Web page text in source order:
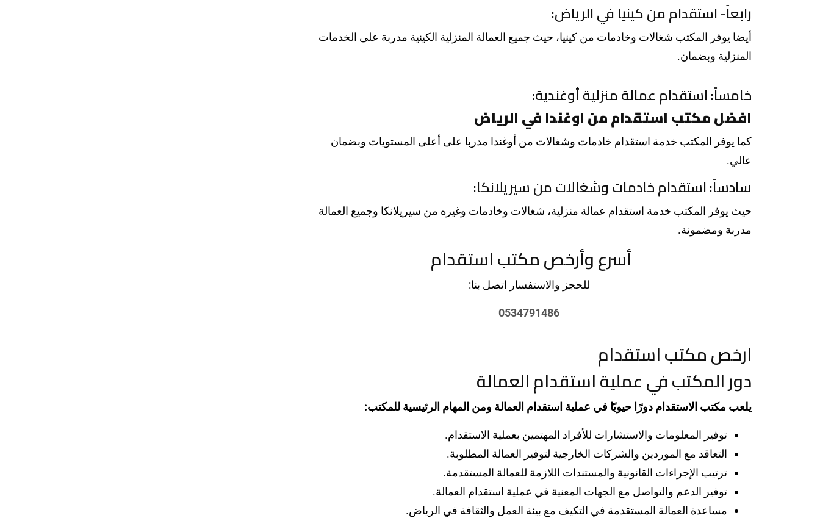
رابعاً- استقدام من كينيا في الرياض:
أيضا يوفر المكتب شغالات وخادمات من كينيا، حيث جميع العمالة المنزلية الكينية مدربة على الخدمات
المنزلية وبضمان.
خامساً: استقدام عمالة منزلية أوغندية:
افضل مكتب استقدام من اوغندا في الرياض
كما يوفر المكتب خدمة استقدام خادمات وشغالات من أوغندا مدربا على أعلى المستويات وبضمان
عالي.
سادساً: استقدام خادمات وشغالات من سيريلانكا:
حيث يوفر المكتب خدمة استقدام عمالة منزلية، شغالات وخادمات وغيره من سيريلانكا وجميع العمالة
مدربة ومضمونة.
أسرع وأرخص مكتب استقدام
للحجز والاستفسار اتصل بنا:
0534791486
ارخص مكتب استقدام
دور المكتب في عملية استقدام العمالة
يلعب مكتب الاستقدام دورًا حيويًا في عملية استقدام العمالة ومن المهام الرئيسية للمكتب:
توفير المعلومات والاستشارات للأفراد المهتمين بعملية الاستقدام.
التعاقد مع الموردين والشركات الخارجية لتوفير العمالة المطلوبة.
ترتيب الإجراءات القانونية والمستندات اللازمة للعمالة المستقدمة.
توفير الدعم والتواصل مع الجهات المعنية في عملية استقدام العمالة.
مساعدة العمالة المستقدمة في التكيف مع بيئة العمل والثقافة في الرياض.